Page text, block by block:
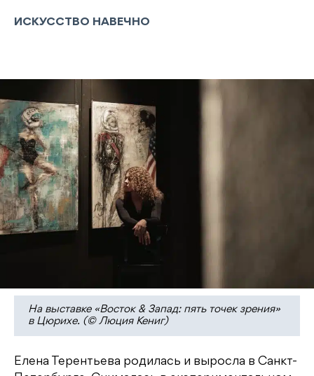
ИСКУССТВО НАВЕЧНО
На выставке «Восток & Запад: пять точек зрения»
в Цюрихе. (© Люция Кениг)
Елена Терентьева родилась и выросла в Санкт-